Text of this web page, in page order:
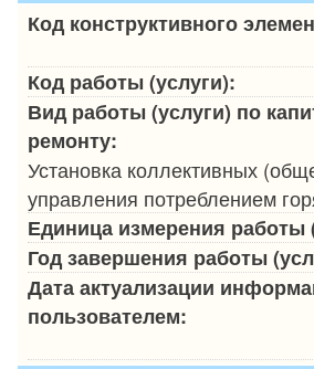
Код конструктивного
Код работы (услуги):
Вид работы (услуги) по
ремонту:
Установка коллективных
управления потреблением
Единица измерения работы
Год завершения работы
Дата актуализации
пользователем: